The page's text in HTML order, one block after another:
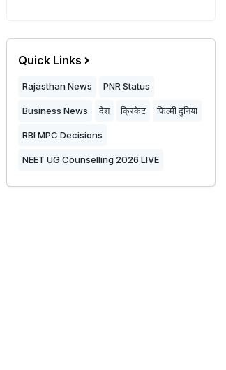
Quick Links
Rajasthan News PNR Status
Business News देश क्रिकेट फिल्मी दुनिया
RBI MPC Decisions
NEET UG Counselling 2026 LIVE